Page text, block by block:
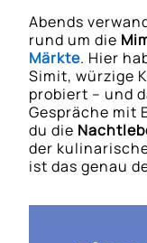
Abends
rund um die
Märkte. Hier
Simit, würzige
probiert – und
Gespräche mit
du die
der
ist das genau